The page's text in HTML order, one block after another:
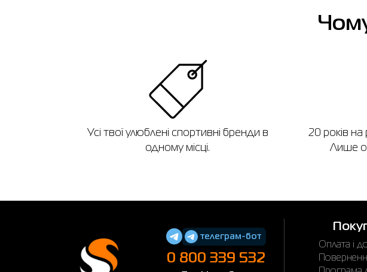
Усі твої улюблені спортивні бренди в
одному місці.
20 років на
Лише
телеграм-бот
0 800 339 532
Оплата і